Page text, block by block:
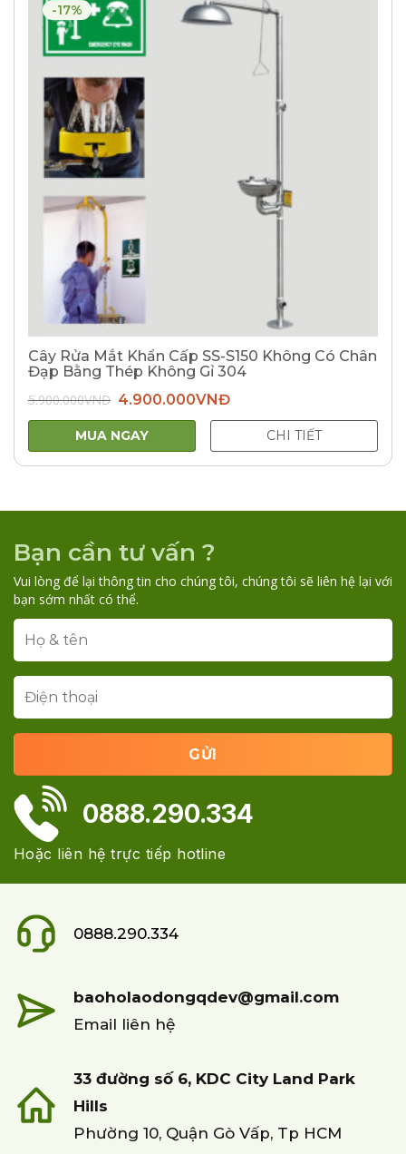
-17%
Cây Rửa Mắt Khẩn Cấp SS-S150 Không Có Chân
Đạp Bằng Thép Không Gỉ 304
5.900.000VNĐ Giá
gốc
là:
5.900.000VNĐ.
4.900.000VNĐGiá
tại
4.900.000VNĐ.
MUA NGAY CHI TIẾT
Bạn cần tư vấn ?
Vui lòng để lại thông tin cho chúng tôi, chúng tôi sẽ liên hệ lại với
bạn sớm nhất có thể.
0888.290.334
Hoặc liên hệ trực tiếp hotline
0888.290.334
baoholaodongqdev@gmail.com
Email liên hệ
33 đường số 6, KDC City Land Park
Hills
Phường 10, Quận Gò Vấp, Tp HCM